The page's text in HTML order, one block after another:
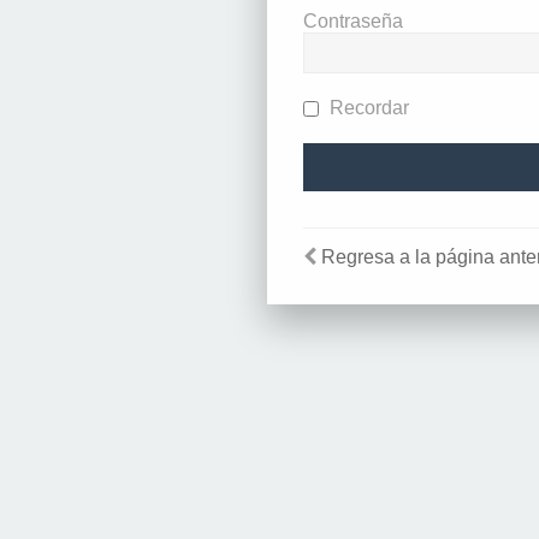
Contraseña
Recordar
Regresa a la página